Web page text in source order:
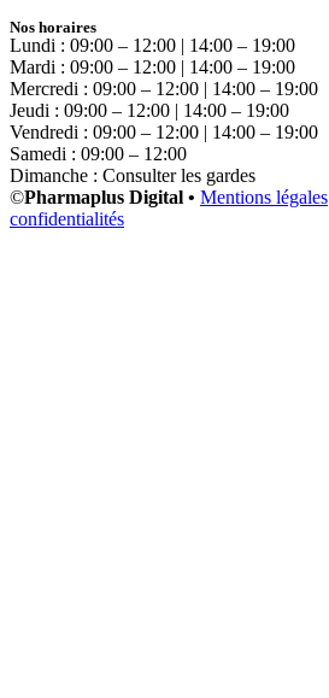
Nos horaires
Lundi : 09:00 – 12:00 | 14:00 – 19:00
Mardi : 09:00 – 12:00 | 14:00 – 19:00
Mercredi : 09:00 – 12:00 | 14:00 – 19:00
Jeudi : 09:00 – 12:00 | 14:00 – 19:00
Vendredi : 09:00 – 12:00 | 14:00 – 19:00
Samedi : 09:00 – 12:00
Dimanche : Consulter les gardes
©Pharmaplus Digital • Mentions légales
confidentialités